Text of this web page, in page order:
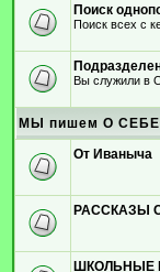
Поиск
Поиск всех с
Вы служили в
МЫ пишем О
От Иваныча
РАССКАЗЫ
ШКОЛЬНЫЕ